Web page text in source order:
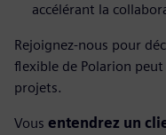
accélérant la
Rejoignez-nous pour
flexible de Polarion
projets.
Vous entendrez un